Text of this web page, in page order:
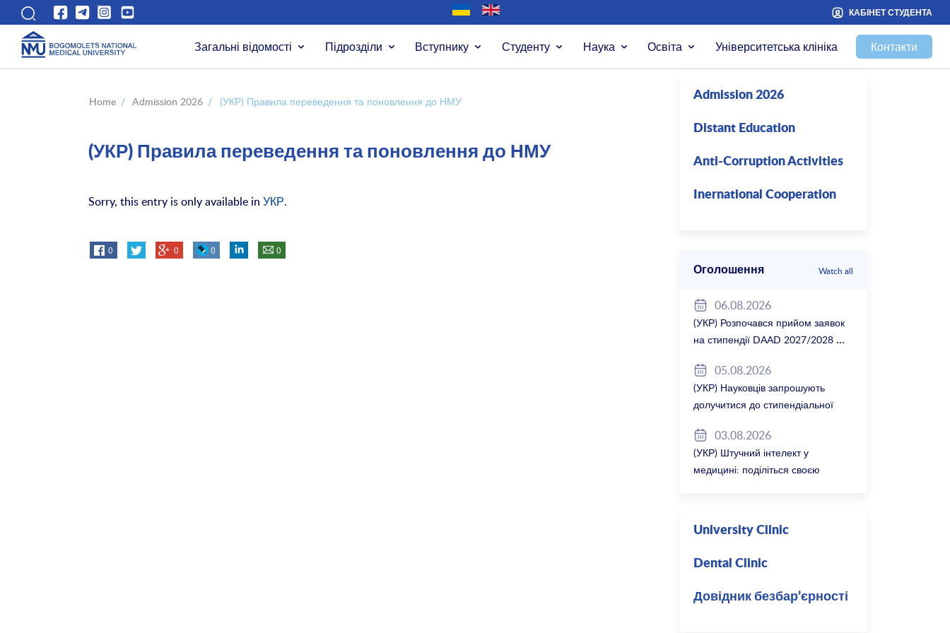
КАБІНЕТ СТУДЕНТА
Загальні відомості Підрозділи Вступнику Студенту Наука Освіта Університетська клініка Контакти
Home / Admission 2026 / (УКР) Правила переведення та поновлення до НМУ
(УКР) Правила переведення та поновлення до НМУ
Sorry, this entry is only available inУКР.
0 0 0 0
Admission 2026
Distant Education
Anti-Corruption Activities
Inernational Cooperation
Оголошення Watch all
06.08.2026
(УКР) Розпочався прийом заявок
на стипендії DAAD 2027/2028
05.08.2026
(УКР) Науковців запрошують
долучитися до стипендіальної
Баварія 2027/28
03.08.2026
(УКР) Штучний інтелект у
медицині: поділіться своєю
University Clinic
Dental Clinic
Довідник безбар’єрності